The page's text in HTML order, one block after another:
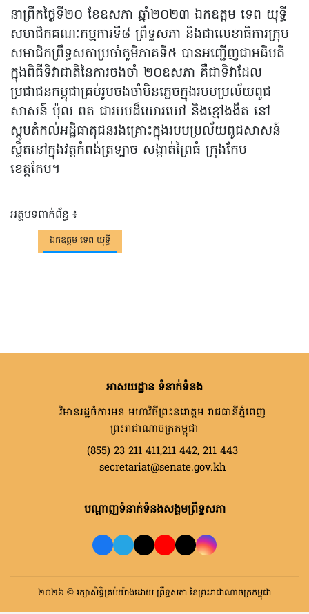
នាព្រឹកថ្ងៃទី២០ ខែឧសភា ឆ្នាំ២០២៣ ឯកឧត្តម ទេព យុទ្ធី
សមាជិកគណៈកម្មការទី៨ ព្រឹទ្ធសភា និងជាលេខាធិការក្រុម
សមាជិកព្រឹទ្ធសភាប្រចាំភូមិភាគទី៥ បានអញ្ជើញជាអធិបតី
ក្នុងពិធីទិវាជាតិនៃការចងចាំ ២០ឧសភា គឺជាទិវាដែល
ប្រជាជនកម្ពុជាគ្រប់រូបចងចាំមិនភ្លេចក្នុងរបបប្រល័យពូជ
សាសន៍ ប៉ុល ពត ជារបបដ៏ឃោរឃៅ និងខ្មៅងងឹត នៅ
ស្ដូបតំកល់អដ្ឋិធាតុជនរងគ្រោះក្នុងរបបប្រល័យពូជសាសន៍
ស្ថិតនៅក្នុងវត្តកំពង់ត្រទ្បាច សង្កាត់ព្រៃធំ ក្រុងកែប
ខេត្តកែប។
អត្ថបទពាក់ព័ន្ធ ៖
ឯកឧត្តម ទេព យុទ្ធី
អាសយដ្ឋាន ទំនាក់ទំនង
វិមានរដ្ឋចំការមន មហាវិថីព្រះនរោត្តម រាជធានីភ្នំពេញ
ព្រះរាជាណាចក្រកម្ពុជា
(855) 23 211 411,211 442, 211 443
secretariat@senate.gov.kh
បណ្តាញទំនាក់ទំនងសង្គមព្រឹទ្ធសភា
២០២៦ © រក្សាសិទ្ធិគ្រប់យ៉ាងដោយ ព្រឹទ្ធសភា នៃព្រះរាជាណាចក្រកម្ពុជា